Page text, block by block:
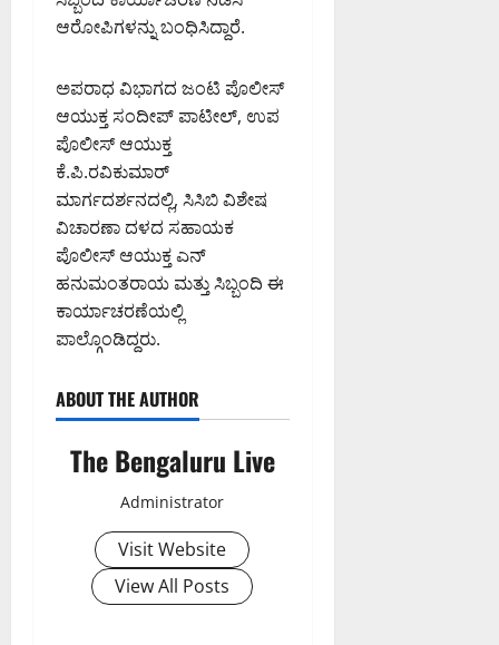
ಆರೋಪಿಗಳನ್ನು ಬಂಧಿಸಿದ್ದಾರೆ.
ಅಪರಾಧ ವಿಭಾಗದ ಜಂಟಿ ಪೊಲೀಸ್
ಆಯುಕ್ತ ಸಂದೀಪ್ ಪಾಟೀಲ್, ಉಪ
ಪೊಲೀಸ್ ಆಯುಕ್ತ
ಕೆ.ಪಿ.ರವಿಕುಮಾರ್
ಮಾರ್ಗದರ್ಶನದಲ್ಲಿ, ಸಿಸಿಬಿ ವಿಶೇಷ
ವಿಚಾರಣಾ ದಳದ ಸಹಾಯಕ
ಪೊಲೀಸ್ ಆಯುಕ್ತ ಎನ್
ಹನುಮಂತರಾಯ ಮತ್ತು ಸಿಬ್ಬಂದಿ ಈ
ಕಾರ್ಯಾಚರಣೆಯಲ್ಲಿ
ಪಾಲ್ಗೊಂಡಿದ್ದರು.
ABOUT THE AUTHOR
The Bengaluru Live
Administrator
Visit Website
View All Posts